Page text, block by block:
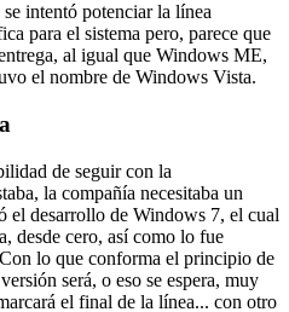
intentó potenciar la línea
para el sistema pero, parece que
al igual que Windows ME,
el nombre de Windows Vista.
de seguir con la
la compañía necesitaba un
el desarrollo de Windows 7, el cual
desde cero, así como lo fue
lo que conforma el principio de
será, o eso se espera, muy
el final de la línea... con otro